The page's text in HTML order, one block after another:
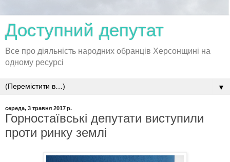
Доступний депутат
Все про діяльність народних обранців Херсонщині на
одному ресурсі
▼
середа, 3 травня 2017 р.
Горностаївські депутати виступили
проти ринку землі